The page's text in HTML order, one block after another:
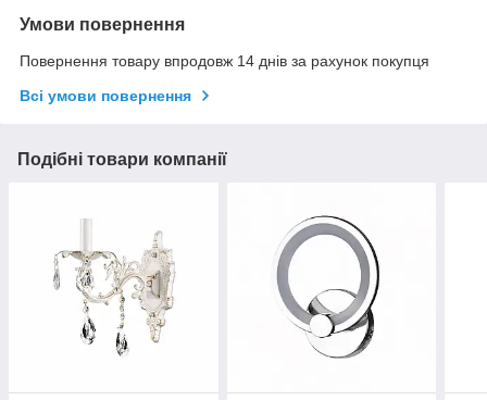
Умови повернення
Повернення товару впродовж 14 днів за рахунок покупця
Всі умови повернення
Подібні товари компанії